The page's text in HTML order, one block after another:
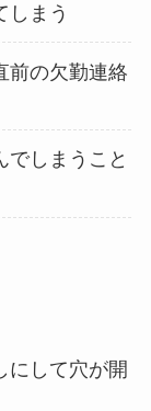
しまう
前の欠勤連絡
でしまうこと
にして穴が開